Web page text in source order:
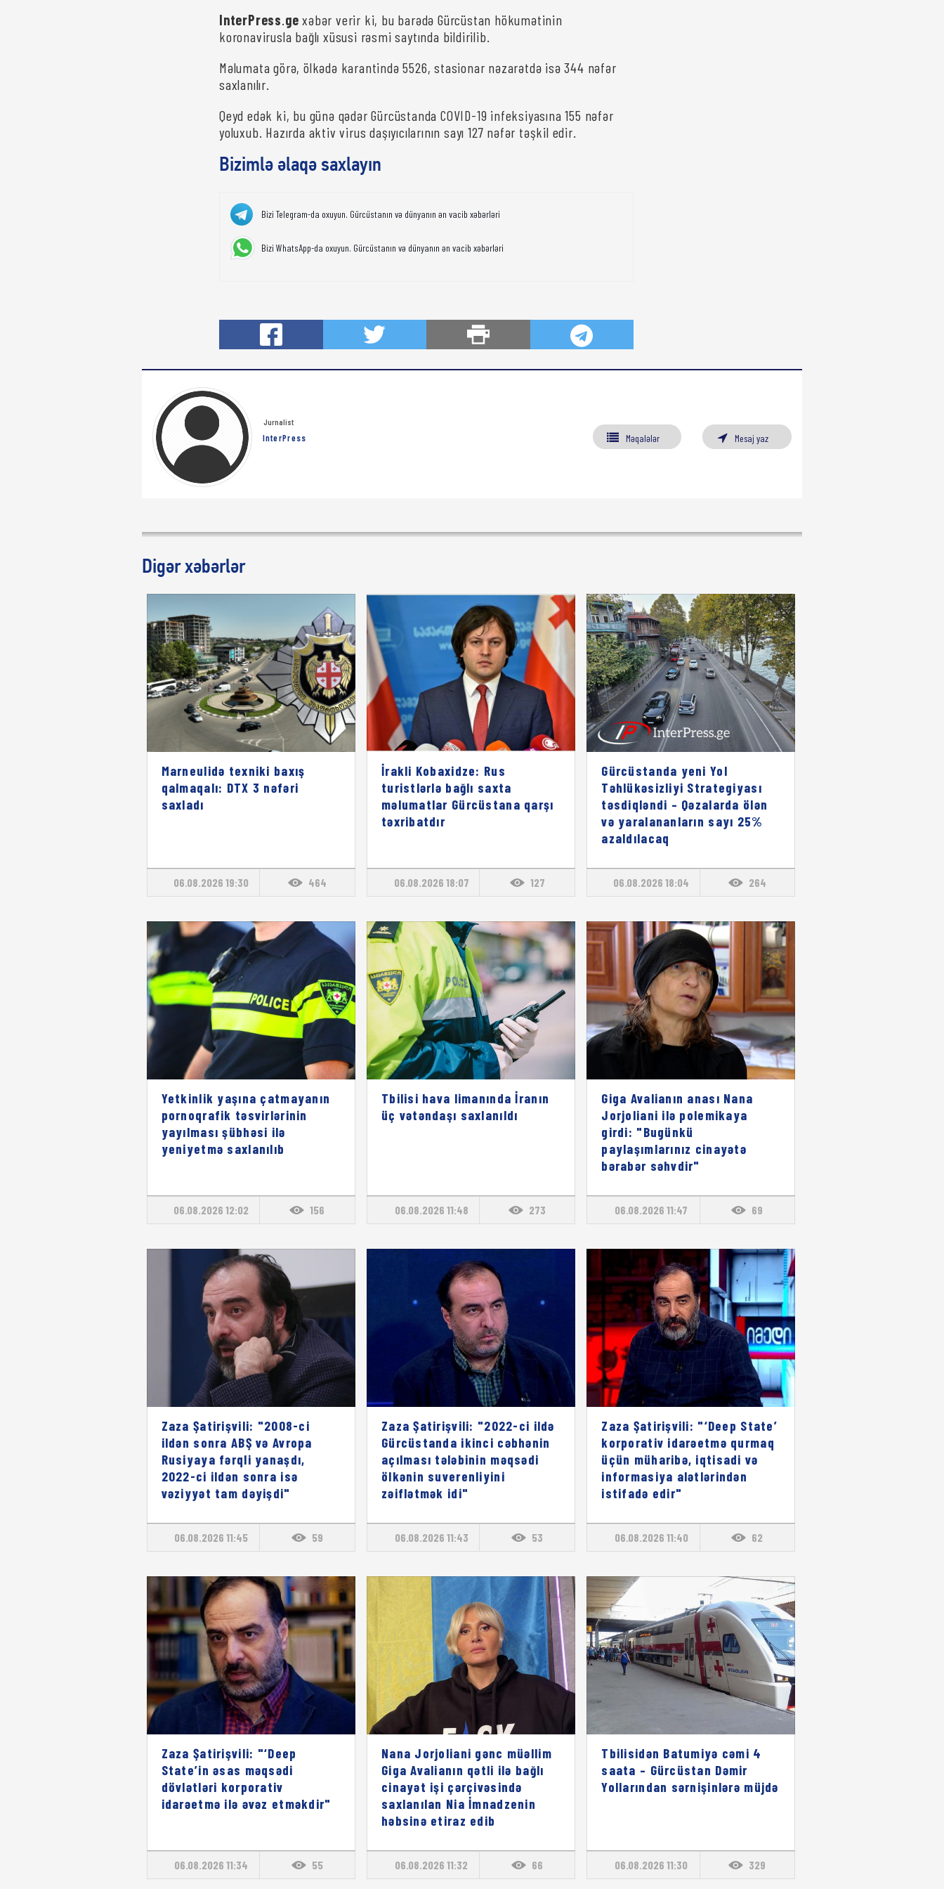
InterPress.ge xəbər verir ki, bu barədə Gürcüstan hökumətinin
koronavirusla bağlı xüsusi rəsmi saytında bildirilib.
Məlumata görə, ölkədə karantində 5526, stasionar nəzarətdə isə 344 nəfər
saxlanılır.
Qeyd edək ki, bu günə qədər Gürcüstanda COVID-19 infeksiyasına 155 nəfər
yoluxub. Hazırda aktiv virus daşıyıcılarının sayı 127 nəfər təşkil edir.
Bizimlə əlaqə saxlayın
Bizi Telegram-da oxuyun. Gürcüstanın və dünyanın ən vacib xəbərləri
Bizi WhatsApp-da oxuyun. Gürcüstanın və dünyanın ən vacib xəbərləri
Jurnalist
InterPress Məqalələr Mesaj yaz
Digər xəbərlər
Marneulidə texniki baxış
qalmaqalı: DTX 3 nəfəri
saxladı
06.08.2026 19:30 464
İrakli Kobaxidze: Rus
turistlərlə bağlı saxta
məlumatlar Gürcüstana qarşı
təxribatdır
06.08.2026 18:07 127
Gürcüstanda yeni Yol
Təhlükəsizliyi Strategiyası
təsdiqləndi – Qəzalarda ölən
və yaralananların sayı 25%
azaldılacaq
06.08.2026 18:04 264
Yetkinlik yaşına çatmayanın
pornoqrafik təsvirlərinin
yayılması şübhəsi ilə
yeniyetmə saxlanılıb
06.08.2026 12:02 156
Tbilisi hava limanında İranın
üç vətəndaşı saxlanıldı
06.08.2026 11:48 273
Giga Avalianın anası Nana
Jorjoliani ilə polemikaya
girdi: "Bugünkü
paylaşımlarınız cinayətə
bərabər səhvdir"
06.08.2026 11:47 69
Zaza Şatirişvili: "2008-ci
ildən sonra ABŞ və Avropa
Rusiyaya fərqli yanaşdı,
2022-ci ildən sonra isə
vəziyyət tam dəyişdi"
06.08.2026 11:45 59
Zaza Şatirişvili: "2022-ci ildə
Gürcüstanda ikinci cəbhənin
açılması tələbinin məqsədi
ölkənin suverenliyini
zəiflətmək idi"
06.08.2026 11:43 53
Zaza Şatirişvili: "‘Deep State’
korporativ idarəetmə qurmaq
üçün müharibə, iqtisadi və
informasiya alətlərindən
istifadə edir"
06.08.2026 11:40 62
Zaza Şatirişvili: "‘Deep
State’in əsas məqsədi
dövlətləri korporativ
idarəetmə ilə əvəz etməkdir"
06.08.2026 11:34 55
Nana Jorjoliani gənc müəllim
Giga Avalianın qətli ilə bağlı
cinayət işi çərçivəsində
saxlanılan Nia İmnadzenin
həbsinə etiraz edib
06.08.2026 11:32 66
Tbilisidən Batumiyə cəmi 4
saata – Gürcüstan Dəmir
Yollarından sərnişinlərə müjdə
06.08.2026 11:30 329